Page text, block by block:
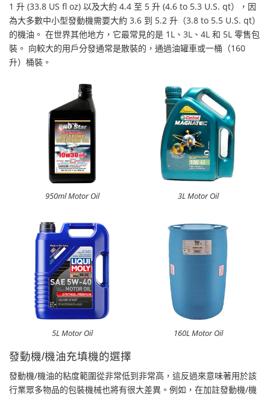
1 升 (33.8 US fl oz) 以及大約 4.4 至 5 升 (4.6 to 5.3 U.S. qt），因
為大多數中小型發動機需要大約 3.6 到 5.2 升（3.8 to 5.5 U.S. qt）
的機油。 在世界其他地方，它最常見的是 1L、3L、4L 和 5L 零售包
裝。 向較大的用戶分發通常是散裝的，通過油罐車或一桶（160
升）桶裝。
950ml Motor Oil 3L Motor Oil
5L Motor Oil 160L Motor Oil
發動機/機油充填機的選擇
發動機/機油的粘度範圍從非常低到非常高，這反過來意味著用於該
行業眾多物品的包裝機械也將有很大差異。例如，在加註發動機/機